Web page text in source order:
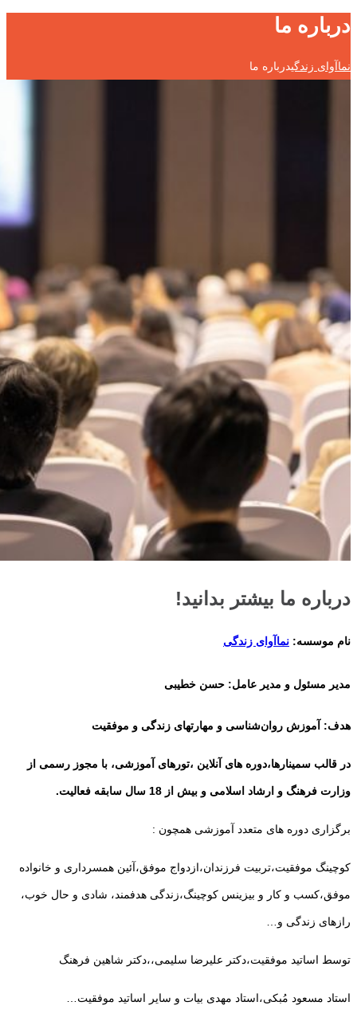
درباره ما
نماآوای زندگیدرباره ما
درباره ما بیشتر بدانید!
نام موسسه: نماآوای زندگی
مدیر مسئول و مدیر عامل: حسن خطیبی
هدف: آموزش روان‌شناسی و مهارتهای زندگی و موفقیت
در قالب سمینارها،دوره های آنلاین ،تورهای آموزشی، با مجوز رسمی از
وزارت فرهنگ و ارشاد اسلامی و بیش از 18 سال سابقه فعالیت.
برگزاری دوره های متعدد آموزشی همچون :
کوچینگ موفقیت،تربیت فرزندان،ازدواج موفق،آئین همسرداری و خانواده
موفق،کسب و کار و بیزینس کوچینگ،زندگی هدفمند، شادی و حال خوب،
رازهای زندگی و…
توسط اساتید موفقیت،دکتر علیرضا سلیمی،،دکتر شاهین فرهنگ
استاد مسعود مُبکی،استاد مهدی بیات و سایر اساتید موفقیت…